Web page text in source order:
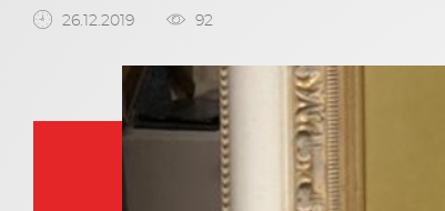
26.12.2019 92